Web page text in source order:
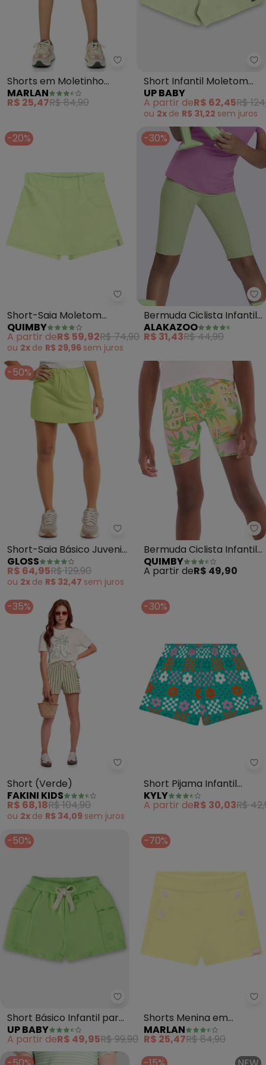
Marlan - Shorts em Moletinho
Shorts em Moletinho
(Verde)
MARLAN
R$ 25,47R$ 84,90
Short Infantil Moletom
Linho (Verde)
UP BABY
A partir deR$ 62,45R$
ou 2x de R$ 31,22 sem juros
-20%
Quimby - Short-Saia Moletom
Short-Saia Moletom
Menina (Verde)
QUIMBY
A partir deR$ 59,92R$ 74,90
ou 2x de R$ 29,96 sem juros
-30%
Bermuda Ciclista Infantil
em Malha Básica (Verde)
ALAKAZOO
R$ 31,43R$ 44,90
-50%
Gloss - Short-Saia Básico
Short-Saia Básico Juvenil
(Verde)
GLOSS
R$ 64,95R$ 129,90
ou 2x de R$ 32,47 sem juros
Bermuda Ciclista Infantil
em Cotton (Verde)
QUIMBY
A partir deR$ 49,90
-35%
Fakini Kids - Short (Verde)
Short (Verde)
FAKINI KIDS
R$ 68,18R$ 104,90
ou 2x de R$ 34,09 sem juros
-30%
Short Pijama Infantil
Menina Flor (Turmalina)
KYLY
A partir deR$ 30,03R$
-50%
Up Baby - Short Básico Infantil
Short Básico Infantil para
Menina (Verde)
UP BABY
A partir deR$ 49,95R$ 99,90
-70%
Shorts Menina em
Newtech (Verde)
MARLAN
R$ 25,47R$ 84,90